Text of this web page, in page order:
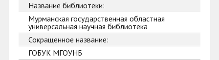
Название библиотеки:
Мурманская государственная областная
универсальная научная библиотека
Сокращенное название:
ГОБУК МГОУНБ